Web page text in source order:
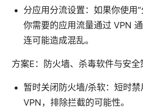
分应用分流设置：如果你使用
你需要的应用流量通过 VPN
连可能造成混乱。
方案E：防火墙、杀毒软件与安全
暂时关闭防火墙/杀软：短时
VPN，排除拦截的可能性。